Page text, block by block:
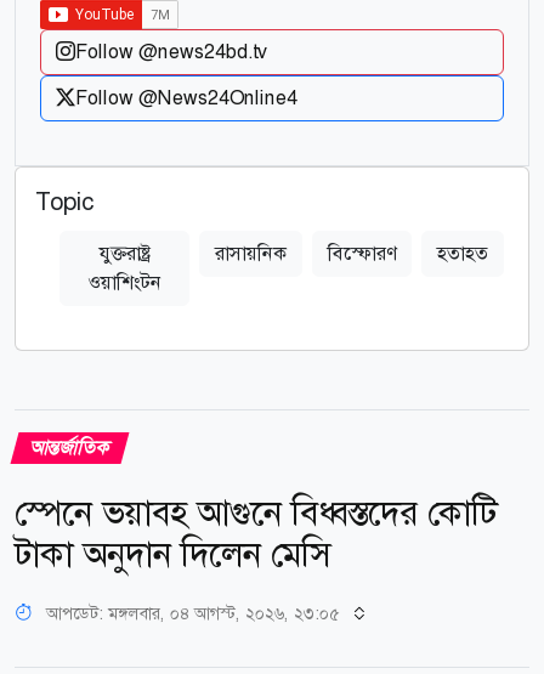
Follow @news24bd.tv
Follow @News24Online4
Topic
যুক্তরাষ্ট্র
ওয়াশিংটন
রাসায়নিক বিস্ফোরণ হতাহত
আন্তর্জাতিক
স্পেনে ভয়াবহ আগুনে বিধ্বস্তদের কোটি
টাকা অনুদান দিলেন মেসি
আপডেট: মঙ্গলবার, ০৪ আগস্ট, ২০২৬, ২৩:০৫